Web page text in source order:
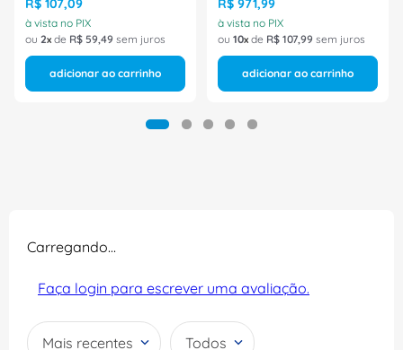
R$ 107,09
à vista no PIX
ou 2 de R$ 59,49 sem juros
adicionar ao carrinho
Siemens
R$ 971,99
à vista no PIX
ou 10 de R$ 107,99 sem juros
adicionar ao carrinho
Carregando…
Faça login para escrever uma avaliação.
Mais recentes Todos